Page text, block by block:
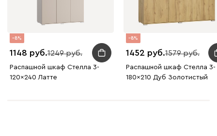
8
1148 1249
Распашной шкаф Стелла 3-
120x240 Латте
8
1452 1579
Распашной шкаф Стелла 3-
180x210 Дуб Золотистый